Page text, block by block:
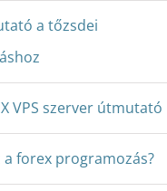
a tőzsdei
VPS szerver útmutató
a forex programozás?